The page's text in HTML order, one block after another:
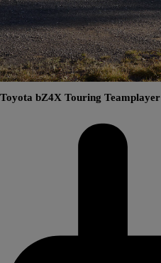
Toyota bZ4X Touring Teamplayer